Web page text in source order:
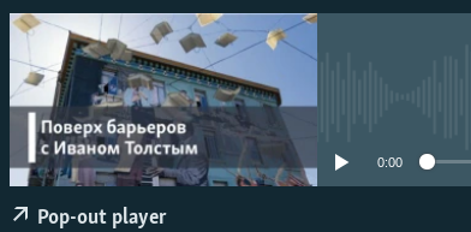
0:00
Pop-out player